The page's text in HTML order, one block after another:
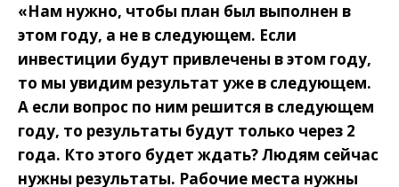
«Нам нужно, чтобы план был выполнен в
этом году, а не в следующем. Если
инвестиции будут привлечены в этом году,
то мы увидим результат уже в следующем.
А если вопрос по ним решится в следующем
году, то результаты будут только через 2
года. Кто этого будет ждать? Людям сейчас
нужны результаты. Рабочие места нужны